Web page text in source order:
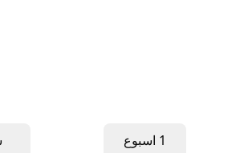
1 اسبوع